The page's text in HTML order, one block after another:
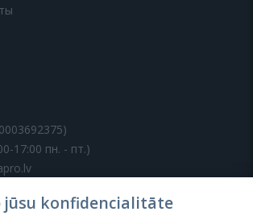
17:00 пн. - пт.)
jūsu konfidencialitāte